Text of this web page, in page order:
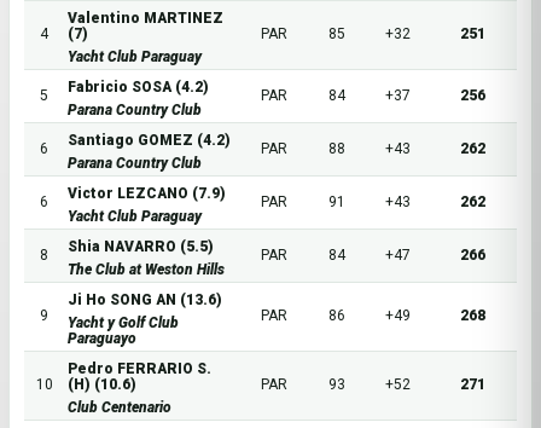
4
Valentino MARTINEZ
(7)
Yacht Club Paraguay
PAR 85 +32 251
5
Fabricio SOSA (4.2)
Parana Country Club
PAR 84 +37 256
6
Santiago GOMEZ (4.2)
Parana Country Club
PAR 88 +43 262
6
Victor LEZCANO (7.9)
Yacht Club Paraguay
PAR 91 +43 262
8
Shia NAVARRO (5.5)
The Club at Weston Hills
PAR 84 +47 266
9
Ji Ho SONG AN (13.6)
Yacht y Golf Club
Paraguayo
PAR 86 +49 268
10
Pedro FERRARIO S.
(H) (10.6)
Club Centenario
PAR 93 +52 271